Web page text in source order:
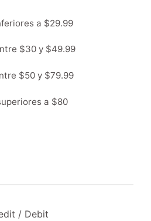
a $29.99
$30 y $49.99
$50 y $79.99
a $80
/ Debit